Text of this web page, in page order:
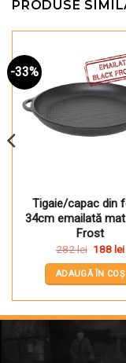
PRODUSE
-33% Pune în
Tigaie/capac din
34cm emailată
Frost
282lei Prețul
a
fost:
282 lei.
188 lei
ADAUGĂ ÎN COȘ